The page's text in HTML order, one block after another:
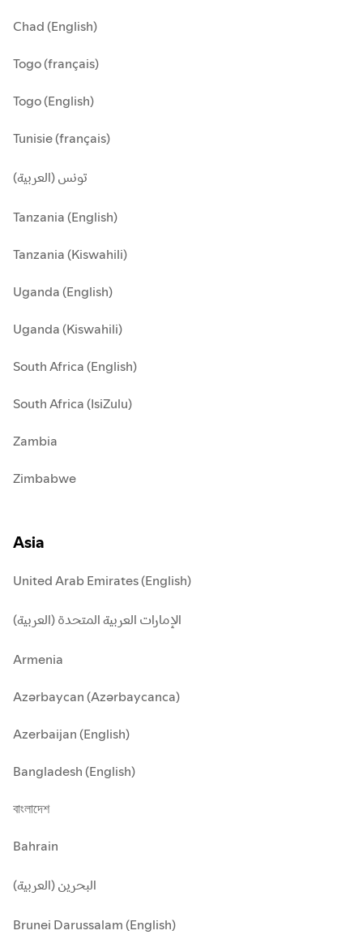
Chad (English)
Togo (français)
Togo (English)
Tunisie (français)
تونس (العربية)
Tanzania (English)
Tanzania (Kiswahili)
Uganda (English)
Uganda (Kiswahili)
South Africa (English)
South Africa (IsiZulu)
Zambia
Zimbabwe
Asia
United Arab Emirates (English)
الإمارات العربية المتحدة (العربية)
Armenia
Azərbaycan (Azərbaycanca)
Azerbaijan (English)
Bangladesh (English)
বাংলাদেশ
Bahrain
البحرين (العربية)
Brunei Darussalam (English)